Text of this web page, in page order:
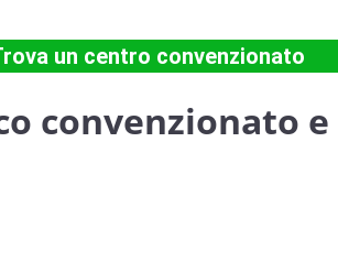
un centro convenzionato
convenzionato e